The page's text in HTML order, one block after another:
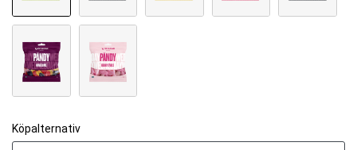
Köpalternativ